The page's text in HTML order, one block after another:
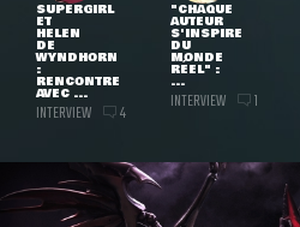
SUPERGIRL
ET
HELEN
DE
WYNDHORN
:
RENCONTRE
AVEC ...
INTERVIEW 4
"CHAQUE
AUTEUR
S'INSPIRE
DU
MONDE
RÉEL" :
...
INTERVIEW 1